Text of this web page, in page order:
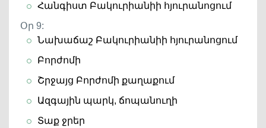
Հանգիստ Բակուրիանիի հյուրանոցում
Օր 9:
Նախաճաշ Բակուրիանիի հյուրանոցում
Բորժոմի
Շրջայց Բորժոմի քաղաքում
Ազգային պարկ, ճոպանուղի
Տաք ջրեր